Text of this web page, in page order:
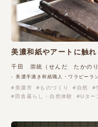
美濃和紙やアートに触
千田 崇統（せんだ たかのり
- 美濃手漉き和紙職人・ワラビーラ
美濃市 ものづくり 自然
田舎暮らし・自然体験
Uター